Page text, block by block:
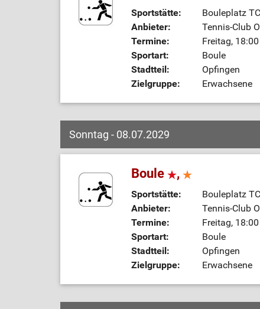
Sportstätte:
Bouleplatz
Anbieter:
Tennis-Club
Termine:
Freitag,
Sportart:
Boule
Stadtteil:
Opfingen
Zielgruppe:
Erwachsene
Sonntag - 08.07.2029
Boule ,
Sportstätte:
Bouleplatz
Anbieter:
Tennis-Club
Termine:
Freitag,
Sportart:
Boule
Stadtteil:
Opfingen
Zielgruppe:
Erwachsene